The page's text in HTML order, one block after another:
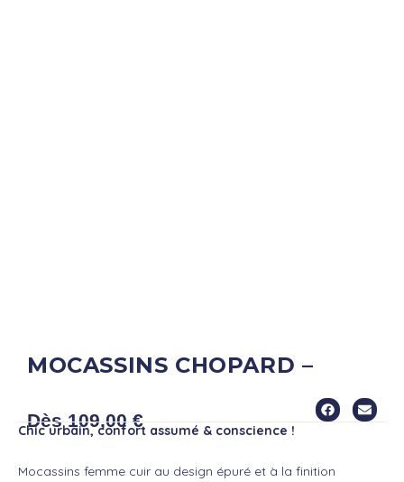
MOCASSINS CHOPARD –
Dès109,00€
Chic urbain, confort assumé & conscience !
Mocassins femme cuir au design épuré et à la finition